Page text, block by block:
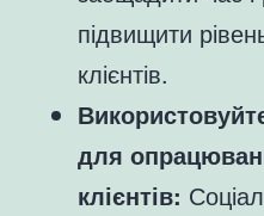
підвищити
клієнтів.
для
клієнтів: